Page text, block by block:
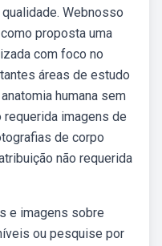
Webnosso
proposta uma
com foco no
áreas de estudo
humana sem
imagens de
de corpo
não requerida
e imagens sobre
ou pesquise por